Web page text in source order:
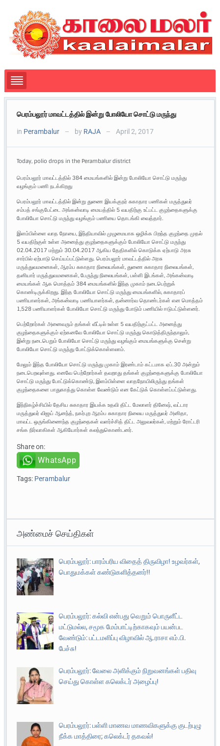
பெரம்பலூர் மாவட்டத்தில் இன்று போலியோ சொட்டு மருந்து
in Perambalur — by RAJA — April 2, 2017
Today, polio drops in the Perambalur district
பெரம்பலூர் மாவட்டத்தில் 384 மையங்களில் இன்று போலியோ சொட்டு மருந்து
வழங்கும் பணி நடக்கிறது
பெரம்பலூர் மாவட்டத்தில் இன்று துணை இயக்குநர் சுகாதார பணிகள் மருத்துவர்
சம்பத் சங்குபேட்டை அங்கன்வாடி மையத்தில் 5 வயதிற்கு உட்பட்ட குழந்தைகளுக்கு
போலியோ சொட்டு மருந்து வழங்கும் பணியை தொடங்கி வைத்தார்.
இளம்பிள்ளை வாத நோயை, இந்தியாவில் முழுமையாக ஒழிக்க பிறந்த குழந்தை முதல்
5 வயதிற்குள் உள்ள அனைத்து குழந்தைகளுக்கும் போலியோ சொட்டு மருந்து
02.04.2017 மற்றும் 30.04.2017 ஆகிய தேதிகளில் கொடுக்க ஏற்பாடு அரசு
சார்பில் ஏற்பாடு செய்யப்பட்டுள்ளது. பெரம்பலூர் மாவட்டத்தில் அரசு
மருத்துவமனைகள், ஆரம்ப சுகாதார நிலையங்கள், துணை சுகாதார நிலையங்கள்,
தனியார் மருத்துவமனைகள், பேருந்து நிலையங்கள், பள்ளி இடங்கள், அங்கன்வாடி
மையங்கள் ஆக மொத்தம் 384 மையங்களில் இந்த முகாம் நடைபெற்றுக்
கொண்டிருக்கிறது. இந்த போலியோ சொட்டு மருந்து மையங்களில், சுகாதாரப்
பணியாளர்கள், அங்கன்வாடி பணியாளர்கள், தன்னார்வ தொண்டர்கள் என மொத்தம்
1,528 பணியாளர்கள் போலியோ சொட்டு மருந்து போடும் பணியில் ஈடுபட்டுள்ளனர்.
பெற்றோர்கள் அனைவரும் தங்கள் வீட்டில் உள்ள 5 வயதிற்குட்பட்ட அனைத்து
குழந்தைகளுக்கும் ஏற்கனவே போலியோ சொட்டு மருந்து கொடுத்திருந்தாலும்,
இன்று நடைபெறும் போலியோ சொட்டு மருந்து வழங்கும் மையங்களுக்கு சென்று
போலியோ சொட்டு மருந்து போட்டுக்கொள்ளலாம்.
மேலும் இந்த போலியோ சொட்டு மருந்து முகாம் இரண்டாம் கட்டமாக ஏப்.30 அன்றும்
நடைபெறவுள்ளது. எனவே பெற்றோர்கள் தவறாது தங்கள் குழந்தைகளுக்கு போலியோ
சொட்டு மருந்து போட்டுக்கொண்டு, இளம்பிள்ளை வாதநோயிலிருந்து தங்கள்
குழந்தைகளை பாதுகாத்து கொள்ள வேண்டும் என கேட்டுக் கொள்ளப்பட்டுள்ளது.
இந்நிகழ்ச்சியில் தேசிய சுகாதார இயக்க உதவி திட்ட மேலாளர் தினேஷ், வட்டார
மருத்துவர் விஜய் ஆனந்த், நகர்புற ஆரம்ப சுகாதார நிலைய மருத்துவர் அனிதா,
மாவட்ட ஒருங்கிணைந்த குழந்தைகள் வளர்ச்சித் திட்ட அலுவலர்கள், மற்றும் ரோட்டரி
சங்க நிர்வாகிகள் ஆகியோர்கள் கலந்துகொண்டனர்.
Share on:
WhatsApp
Tags: Perambalur
அண்மைச் செய்திகள்
பெரம்பலூர்: பாரம்பரிய விதைத் திருவிழா! உழவர்கள்,
பொதுமக்கள் கண்டுகளித்தனர்!!
பெரம்பலூர்: கல்வி என்பது வெறும் பொருளீட்ட
மட்டுமல்ல, சமூக மேம்பாட்டிற்காகவும் பயன்பட
வேண்டும்: பட்டமளிப்பு விழாவில் ஆ.ராசா எம்.பி.
பேச்சு!
பெரம்பலூர்: வேலை அளிக்கும் நிறுவனங்கள் பதிவு
செய்து கொள்ள கலெக்டர் அழைப்பு!
பெரம்பலூர்: பள்ளி மாணவ மாணவிகளுக்கு குடற்புழு
நீக்க மாத்திரை; கலெக்டர் தகவல்!